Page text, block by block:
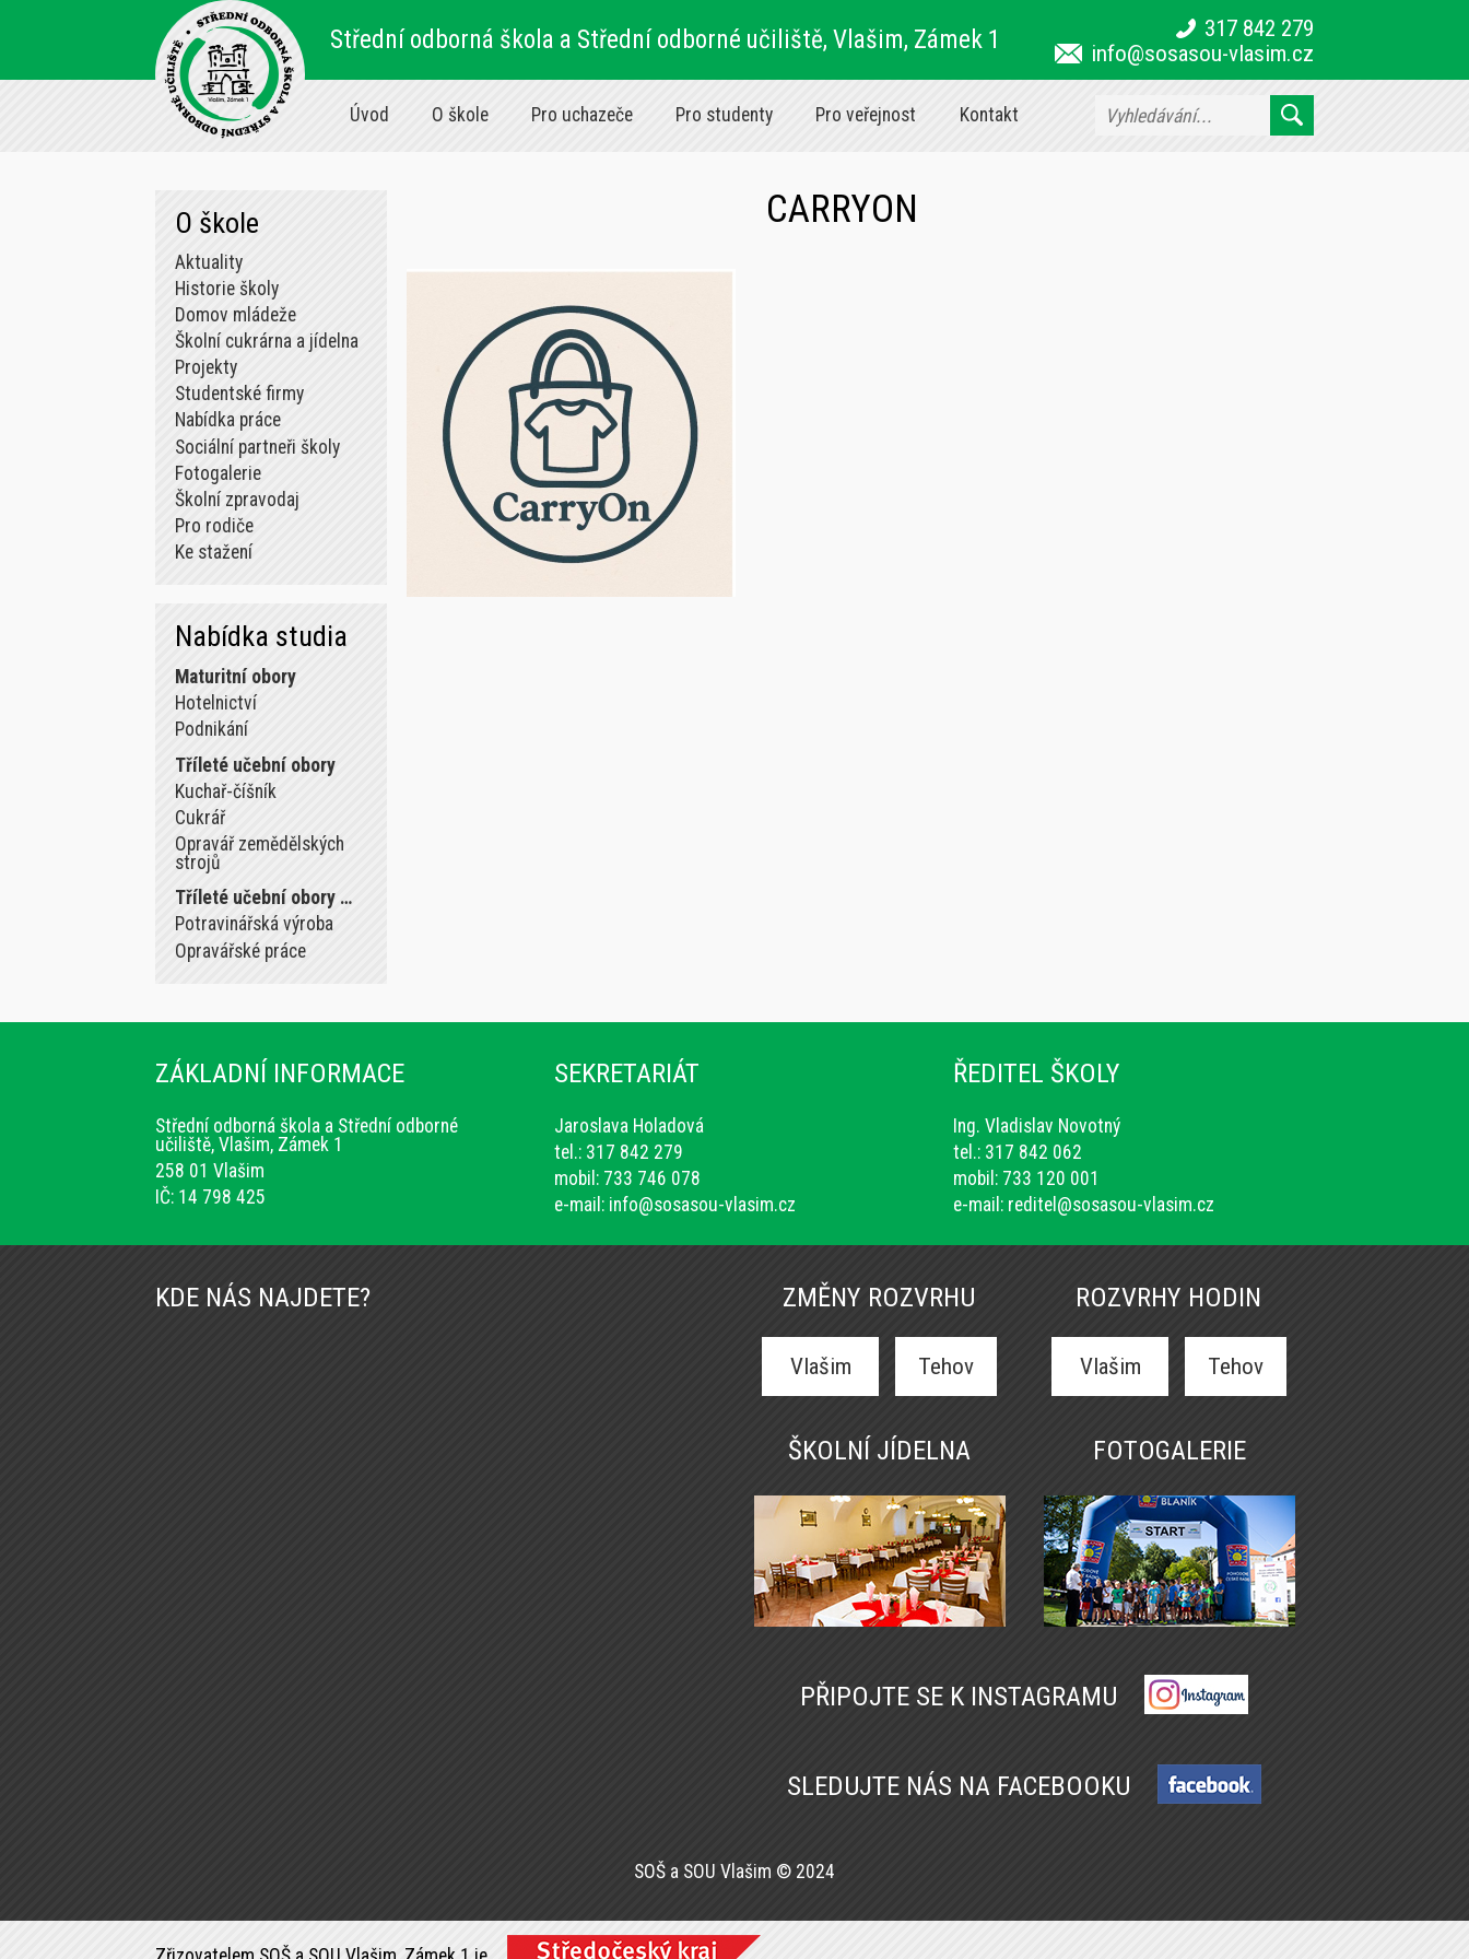
Střední odborná škola a Střední odborné učiliště, Vlašim, Zámek 1
317 842 279
info@sosasou-vlasim.cz
Úvod O škole Pro uchazeče Pro studenty Pro veřejnost Kontakt
O škole
Aktuality
Historie školy
Domov mládeže
Školní cukrárna a jídelna
Projekty
Studentské firmy
Nabídka práce
Sociální partneři školy
Fotogalerie
Školní zpravodaj
Pro rodiče
Ke stažení
Nabídka studia
Maturitní obory
Hotelnictví
Podnikání
Tříleté učební obory
Kuchař-číšník
Cukrář
Opravář zemědělských
strojů
Tříleté učební obory …
Potravinářská výroba
Opravářské práce
CARRYON
ZÁKLADNÍ INFORMACE
Střední odborná škola a Střední odborné
učiliště, Vlašim, Zámek 1
258 01 Vlašim
IČ: 14 798 425
SEKRETARIÁT
Jaroslava Holadová
tel.: 317 842 279
mobil: 733 746 078
e-mail: info@sosasou-vlasim.cz
ŘEDITEL ŠKOLY
Ing. Vladislav Novotný
tel.: 317 842 062
mobil: 733 120 001
e-mail: reditel@sosasou-vlasim.cz
KDE NÁS NAJDETE? ZMĚNY ROZVRHU
Vlašim Tehov
ROZVRHY HODIN
Vlašim Tehov
ŠKOLNÍ JÍDELNA FOTOGALERIE
PŘIPOJTE SE K INSTAGRAMU
SLEDUJTE NÁS NA FACEBOOKU
SOŠ a SOU Vlašim © 2024